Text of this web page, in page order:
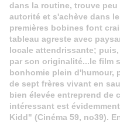
dans la routine, trouve
autorité et s'achève dans
premières bobines font
tableau agreste avec
locale attendrissante;
par son originalité...le film
bonhomie plein d'humour,
de sept frères vivant en
bien élevée entreprend de
intéressant est
Kidd" (Cinéma 59, no39).